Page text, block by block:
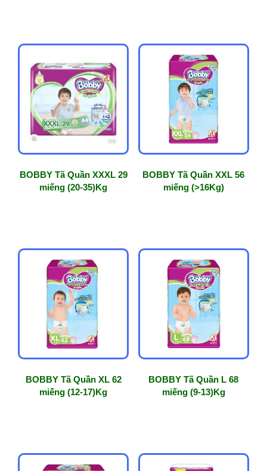
BOBBY Tã Quần XXXL 29
miếng (20-35)Kg
BOBBY Tã Quần XXL 56
miếng (>16Kg)
BOBBY Tã Quần XL 62
miếng (12-17)Kg
BOBBY Tã Quần L 68
miếng (9-13)Kg